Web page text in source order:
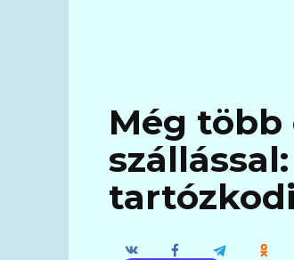
Még több